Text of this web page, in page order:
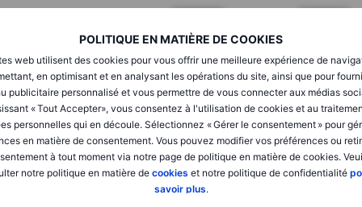
POLITIQUE EN MATIÈRE DE COOKIES
web utilisent des cookies pour vous offrir une meilleure expérience de
en optimisant et en analysant les opérations du site, ainsi que pour
publicitaire personnalisé et vous permettre de vous connecter aux médias
« Tout Accepter», vous consentez à l'utilisation de cookies et au
personnelles qui en découle. Sélectionnez « Gérer le consentement » pour
en matière de consentement. Vous pouvez modifier vos préférences ou
à tout moment via notre page de politique en matière de cookies.
notre politique en matière de cookies et notre politique de confidentialité
savoir plus.
XXXXXXX XXXXXXX
XXXXXXX
XXXXXXX XXXXXXX
XXXXXXX XXXXXXX
XXXXXXX XXXXXXX